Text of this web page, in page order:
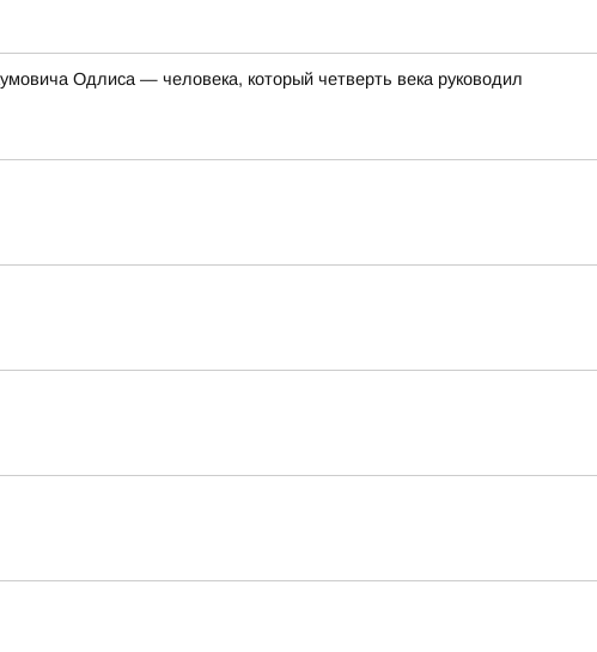
Одлиса — человека, который четверть века руководил